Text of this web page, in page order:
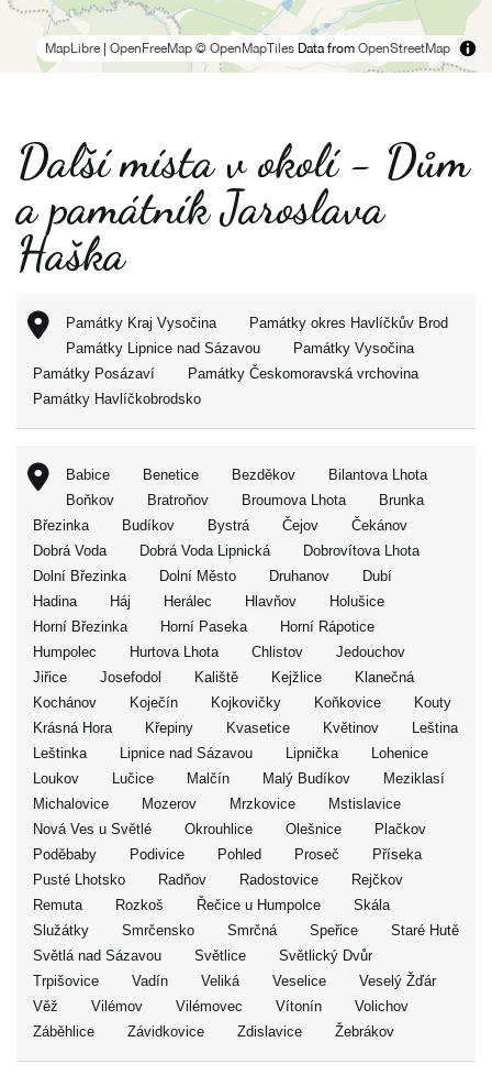
MapLibre OpenFreeMap © OpenMapTiles Data from OpenStreetMap
Další místa v okolí - Dům
a památník Jaroslava
Haška
Památky Kraj Vysočina
Památky okres Havlíčkův Brod
Památky Lipnice nad Sázavou
Památky Vysočina
Památky Posázaví
Památky Českomoravská vrchovina
Památky Havlíčkobrodsko
Babice Benetice Bezděkov
Bilantova Lhota
Boňkov
Bratroňov Broumova Lhota
Brunka
Březinka
Budíkov Bystrá Čejov
Čekánov
Dobrá Voda
Dobrá Voda Lipnická
Dobrovítova Lhota
Dolní Březinka
Dolní Město Druhanov
Dubí
Hadina
Háj Herálec Hlavňov
Holušice
Horní Březinka
Horní Paseka
Horní Rápotice
Humpolec
Hurtova Lhota Chlistov
Jedouchov
Jiřice
Josefodol Kaliště Kejžlice
Klanečná
Kochánov
Koječín Kojkovičky Koňkovice
Kouty
Krásná Hora
Křepiny Kvasetice Květinov
Leština
Leštinka
Lipnice nad Sázavou Lipnička
Lohenice
Loukov
Lučice Malčín Malý Budíkov
Meziklasí
Michalovice
Mozerov Mrzkovice
Mstislavice
Nová Ves u Světlé
Okrouhlice Olešnice
Plačkov
Poděbaby
Podivice Pohled Proseč
Příseka
Pusté Lhotsko
Radňov Radostovice
Rejčkov
Remuta
Rozkoš Řečice u Humpolce
Skála
Služátky
Smrčensko Smrčná Speřice
Staré Hutě
Světlá nad Sázavou
Světlice
Světlický Dvůr
Trpišovice
Vadín Veliká Veselice
Veselý Žďár
Věž
Vilémov Vilémovec Vítonín
Volichov
Záběhlice
Závidkovice Zdislavice Žebrákov